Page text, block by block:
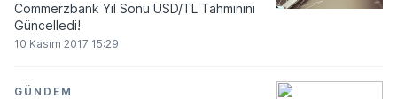
Commerzbank Yıl Sonu USD/TL Tahminini
Güncelledi!
10 Kasım 2017 15:29
GÜNDEM